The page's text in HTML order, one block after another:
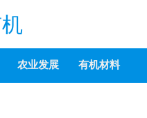
农业发展 有机材料